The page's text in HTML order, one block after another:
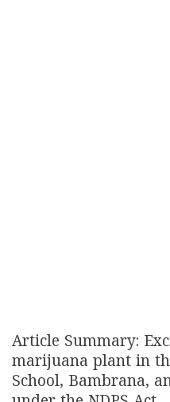
Article Summary:
marijuana plant in
School, Bambrana,